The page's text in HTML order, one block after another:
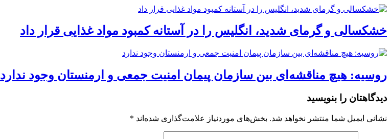
خشکسالی و گرمای شدید، انگلیس را در آستانه کمبود مواد غذایی قرار داد
روسیه: هیچ مناقشه‌ای بین سازمان پیمان امنیت جمعی و ارمنستان وجود ندارد
دیدگاهتان را بنویسید
نشانی ایمیل شما منتشر نخواهد شد. بخش‌های موردنیاز علامت‌گذاری شده‌اند *